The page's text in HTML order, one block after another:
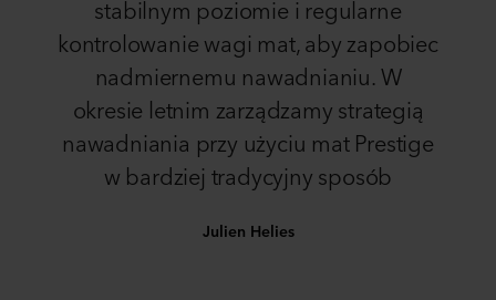
stabilnym poziomie i regularne
kontrolowanie wagi mat, aby zapobiec
nadmiernemu nawadnianiu. W
okresie letnim zarządzamy strategią
nawadniania przy użyciu mat Prestige
w bardziej tradycyjny sposób
Julien Helies